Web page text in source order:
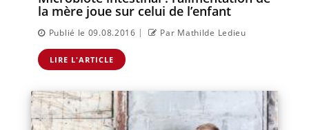
la mère joue sur celui de l’enfant
Publié le 09.08.2016 | Par Mathilde Ledieu
LIRE L'ARTICLE